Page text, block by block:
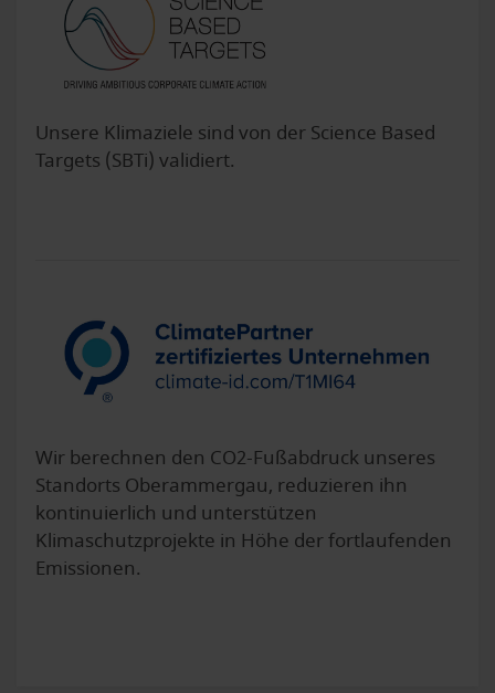
Unsere Klimaziele sind von der Science Based
Targets (SBTi) validiert.
Wir berechnen den CO2-Fußabdruck unseres
Standorts Oberammergau, reduzieren ihn
kontinuierlich und unterstützen
Klimaschutzprojekte in Höhe der fortlaufenden
Emissionen.